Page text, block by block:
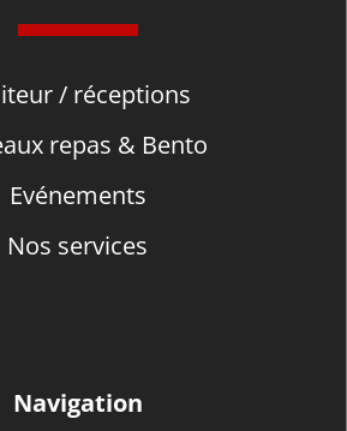
/ réceptions
repas & Bento
Evénements
Nos services
Navigation